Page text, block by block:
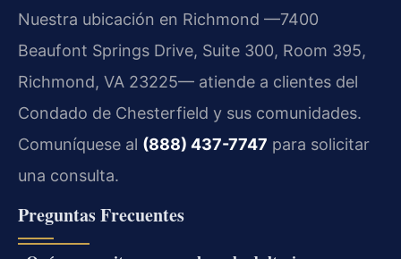
Nuestra ubicación en Richmond —7400
Beaufont Springs Drive, Suite 300, Room 395,
Richmond, VA 23225— atiende a clientes del
Condado de Chesterfield y sus comunidades.
Comuníquese al (888) 437-7747 para solicitar
una consulta.
Preguntas Frecuentes